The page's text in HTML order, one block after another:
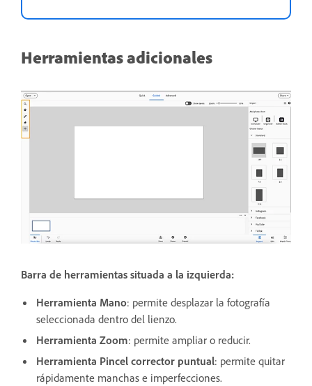
Herramientas adicionales
Barra de herramientas situada a la izquierda:
Herramienta Mano: permite desplazar la fotografía
seleccionada dentro del lienzo.
Herramienta Zoom: permite ampliar o reducir.
Herramienta Pincel corrector puntual: permite quitar
rápidamente manchas e imperfecciones.